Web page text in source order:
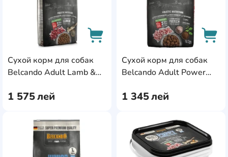
Сухой корм для собак
Belcando Adult Lamb &
1 575лей
AddCardToCart
Сухой корм для собак
Belcando Adult Power
1 345лей
AddCardToFavourite